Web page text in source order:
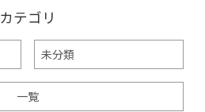
カテゴリ
未分類
一覧